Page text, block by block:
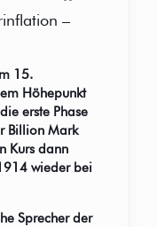
–
15.
Höhepunkt
erste Phase
Billion Mark
Kurs dann
wieder bei
Sprecher der